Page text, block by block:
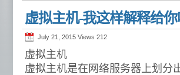
虚拟主机-我这样解释给你
July 21, 2015 Views 212
虚拟主机
虚拟主机是在网络服务器上划分